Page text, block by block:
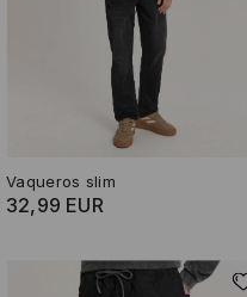
Vaqueros slim
32,99 EUR